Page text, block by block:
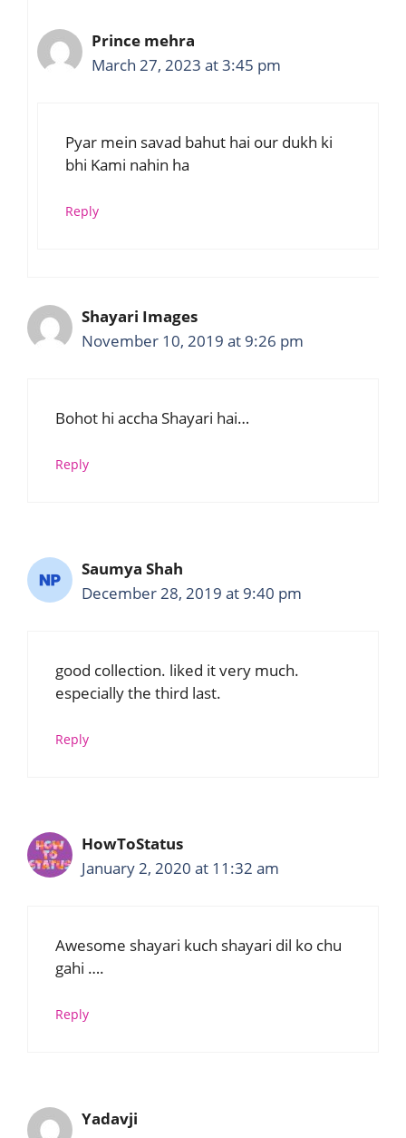
Prince mehra
March 27, 2023 at 3:45 pm
Pyar mein savad bahut hai our dukh ki
bhi Kami nahin ha
Reply
Shayari Images
November 10, 2019 at 9:26 pm
Bohot hi accha Shayari hai…
Reply
Saumya Shah
December 28, 2019 at 9:40 pm
good collection. liked it very much.
especially the third last.
Reply
HowToStatus
January 2, 2020 at 11:32 am
Awesome shayari kuch shayari dil ko chu
gahi ….
Reply
Yadavji